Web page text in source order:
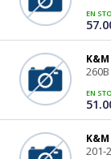
EN
K&M
260B
EN
K&M
201-